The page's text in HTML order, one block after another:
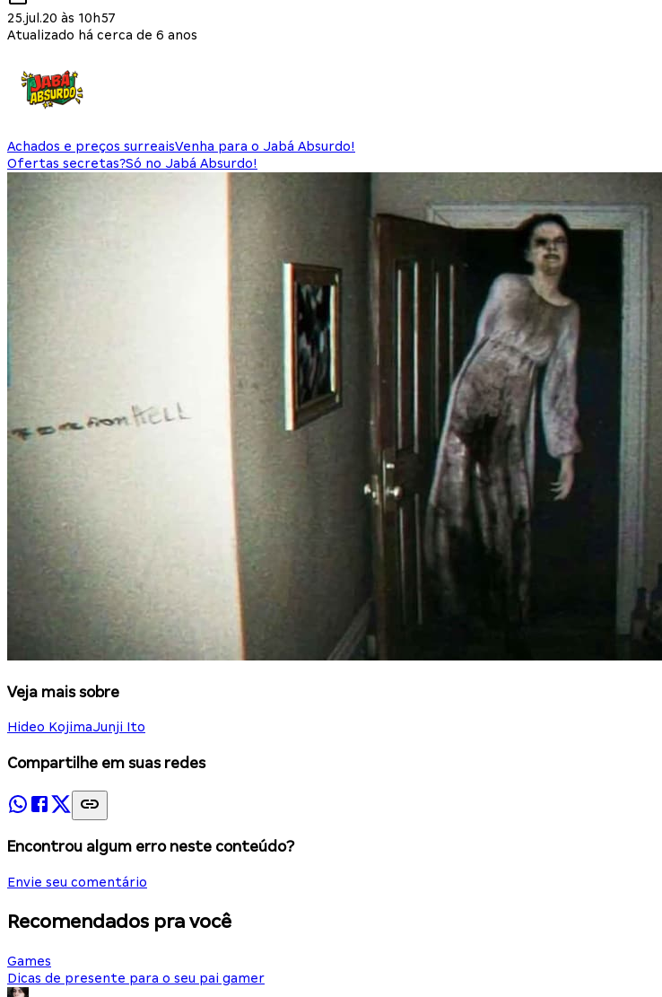
25.jul.20 às 10h57
Atualizado há cerca de 6 anos
Achados e preços surreaisVenha para o Jabá Absurdo!
Ofertas secretas?Só no Jabá Absurdo!
Veja mais sobre
Hideo KojimaJunji Ito
Compartilhe em suas redes
Encontrou algum erro neste conteúdo?
Envie seu comentário
Recomendados pra você
Games
Dicas de presente para o seu pai gamer